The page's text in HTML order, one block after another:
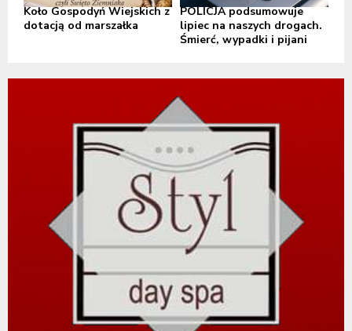
Koło Gospodyń Wiejskich z
dotacją od marszałka
POLICJA podsumowuje
lipiec na naszych drogach.
Śmierć, wypadki i pijani